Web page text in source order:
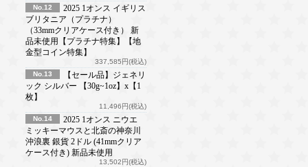
No.12
2025 1オンス イギリス
ブリタニア（プラチナ）
（33mmクリアケース付き） 新
品未使用【プラチナ特集】【地
金型コイン特集】
337,585円(税込)
No.13
【セール品】ジェネリ
ック シルバー 【30g~1oz】x【1
枚】
11,496円(税込)
No.14
2025 1オンス ニウエ
ミッキーマウスと北斎の神奈川
沖浪裏 銀貨 2ドル (41mmクリア
ケース付き) 新品未使用
13,502円(税込)